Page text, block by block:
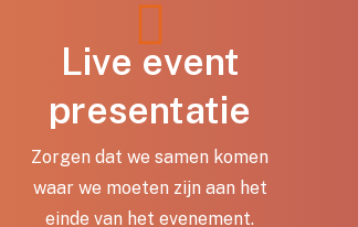
Live event
presentatie
Zorgen dat we samen komen
waar we moeten zijn aan het
einde van het evenement.